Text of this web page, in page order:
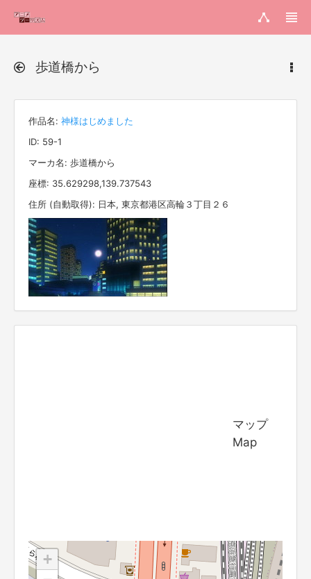
歩道橋から
作品名: 神様はじめました
ID: 59-1
マーカ名: 歩道橋から
座標: 35.629298,139.737543
住所 (自動取得): 日本, 東京都港区高輪３丁目２６
マップ
Map
+